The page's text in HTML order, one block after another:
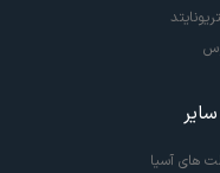
سایر
های آسیا